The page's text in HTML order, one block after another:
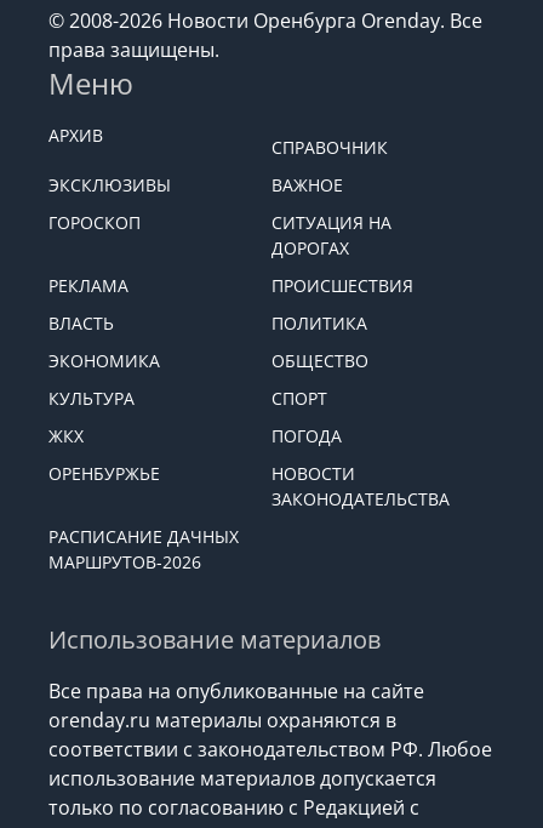
© 2008-2026 Новости Оренбурга Orenday. Все
права защищены.
Меню
АРХИВ
СПРАВОЧНИК
ЭКСКЛЮЗИВЫ
ВАЖНОЕ
ГОРОСКОП
СИТУАЦИЯ НА
ДОРОГАХ
РЕКЛАМА
ПРОИСШЕСТВИЯ
ВЛАСТЬ
ПОЛИТИКА
ЭКОНОМИКА
ОБЩЕСТВО
КУЛЬТУРА
СПОРТ
ЖКХ
ПОГОДА
ОРЕНБУРЖЬЕ
НОВОСТИ
ЗАКОНОДАТЕЛЬСТВА
РАСПИСАНИЕ ДАЧНЫХ
МАРШРУТОВ-2026
Использование материалов
Все права на опубликованные на сайте
orenday.ru материалы охраняются в
соответствии с законодательством РФ. Любое
использование материалов допускается
только по согласованию с Редакцией с